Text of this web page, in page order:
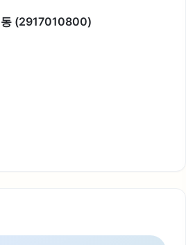
동 (2917010800)